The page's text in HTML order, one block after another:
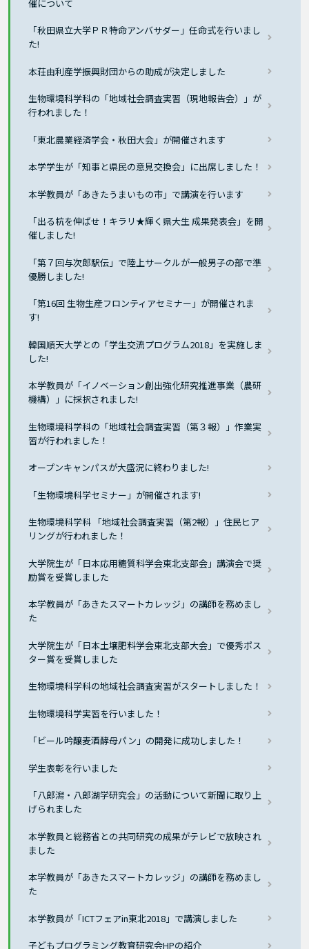
催について
「秋田県立大学ＰＲ特命アンバサダー」任命式を行いまし
た!
本荘由利産学振興財団からの助成が決定しました
生物環境科学科の「地域社会調査実習（現地報告会）」が
行われました！
「東北農業経済学会・秋田大会」が開催されます
本学学生が「知事と県民の意見交換会」に出席しました！
本学教員が「あきたうまいもの市」で講演を行います
「出る杭を伸ばせ！キラリ★輝く県大生 成果発表会」を開
催しました!
「第７回与次郎駅伝」で陸上サークルが一般男子の部で準
優勝しました!
「第16回 生物生産フロンティアセミナー」が開催されま
す!
韓国順天大学との「学生交流プログラム2018」を実施しま
した!
本学教員が「イノベーション創出強化研究推進事業（農研
機構）」に採択されました!
生物環境科学科の「地域社会調査実習（第３報）」作業実
習が行われました！
オープンキャンパスが大盛況に終わりました!
「生物環境科学セミナー」が開催されます!
生物環境科学科 「地域社会調査実習（第2報）」住民ヒア
リングが行われました！
大学院生が「日本応用糖質科学会東北支部会」講演会で奨
励賞を受賞しました
本学教員が「あきたスマートカレッジ」の講師を務めまし
た
大学院生が「日本土壌肥料学会東北支部大会」で優秀ポス
ター賞を受賞しました
生物環境科学科の地域社会調査実習がスタートしました！
生物環境科学実習を行いました！
「ビール吟醸麦酒酵母パン」の開発に成功しました！
学生表彰を行いました
「八郎潟・八郎湖学研究会」の活動について新聞に取り上
げられました
本学教員と総務省との共同研究の成果がテレビで放映され
ました
本学教員が「あきたスマートカレッジ」の講師を務めまし
た
本学教員が「ICTフェアin東北2018」で講演しました
子どもプログラミング教育研究会HPの紹介